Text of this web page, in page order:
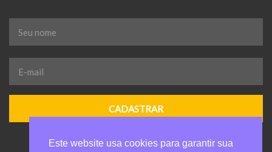
Seu
nome
E-
mail
Este website usa cookies para garantir sua